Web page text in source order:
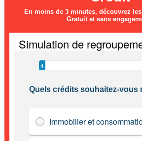
En moins de 3 minutes, découvrez
Gratuit et sans